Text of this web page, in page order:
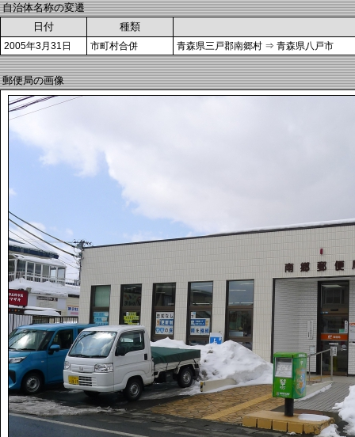
自治体名称の変遷
日付
種類
2005年3月31日 市町村合併 青森県三戸郡南郷村 ⇒ 青森県八戸市
郵便局の画像